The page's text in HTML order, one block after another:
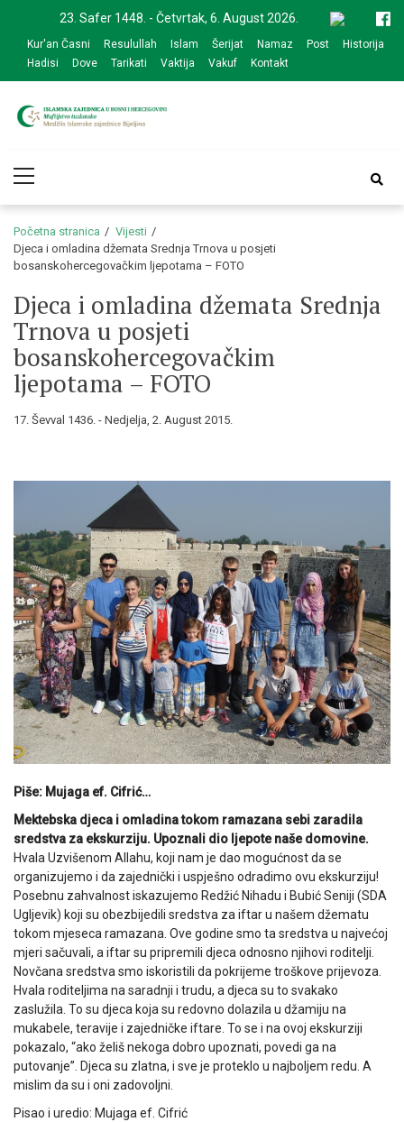
navigation
content
23. Safer 1448. - Četvrtak, 6. August 2026.
Kur'an Časni Resulullah Islam Šerijat Namaz Post
Historija
Hadisi
Dove Tarikati Vaktija Vakuf Kontakt
zajednice Bijeljina
Menu
Početna stranica
Vijesti
Djeca i omladina džemata Srednja Trnova u posjeti
bosanskohercegovačkim ljepotama – FOTO
Djeca i omladina džemata Srednja
Trnova u posjeti
bosanskohercegovačkim
ljepotama – FOTO
17. Ševval 1436. - Nedjelja, 2. August 2015.
Piše: Mujaga ef. Cifrić…
Mektebska djeca i omladina tokom ramazana sebi zaradila
sredstva za ekskurziju. Upoznali dio ljepote naše domovine.
Hvala Uzvišenom Allahu, koji nam je dao mogućnost da se
organizujemo i da zajednički i uspješno odradimo ovu ekskurziju!
Posebnu zahvalnost iskazujemo Redžić Nihadu i Bubić Seniji (SDA
Ugljevik) koji su obezbijedili sredstva za iftar u našem džematu
tokom mjeseca ramazana. Ove godine smo ta sredstva u najvećoj
mjeri sačuvali, a iftar su pripremili djeca odnosno njihovi roditelji.
Novčana sredstva smo iskoristili da pokrijeme troškove prijevoza.
Hvala roditeljima na saradnji i trudu, a djeca su to svakako
zaslužila. To su djeca koja su redovno dolazila u džamiju na
mukabele, teravije i zajedničke iftare. To se i na ovoj ekskurziji
pokazalo, “ako želiš nekoga dobro upoznati, povedi ga na
putovanje”. Djeca su zlatna, i sve je proteklo u najboljem redu. A
mislim da su i oni zadovoljni.
Pisao i uredio: Mujaga ef. Cifrić